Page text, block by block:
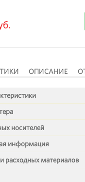
ОПИСАНИЕ
носителей
информация
расходных материалов